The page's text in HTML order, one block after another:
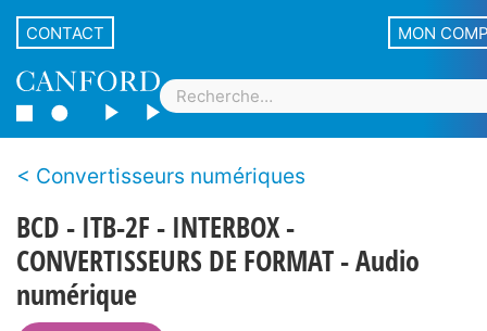
CONTACT MON
Convertisseurs numériques
BCD - ITB-2F - INTERBOX -
CONVERTISSEURS DE FORMAT - Audio
numérique